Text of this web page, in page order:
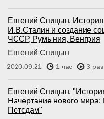
Евгений Спицын.
И.В.Сталин и создание
ЧССР, Румыния, Венгрия
Евгений Спицын
2020.09.21 1 час 3 раз
Евгений Спицын.
Начертание нового мира:
Потсдам"